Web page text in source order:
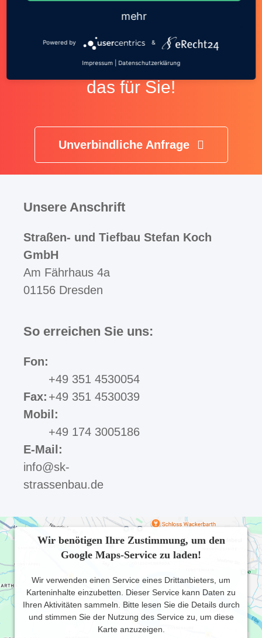
Von A wie Asphaltieren bis Z
wie Zaunbau.
Wir stemmen
das für Sie!
Unverbindliche Anfrage
Unsere Anschrift
Straßen- und Tiefbau Stefan Koch
GmbH
Am Fährhaus 4a
01156 Dresden
So erreichen Sie uns:
Fon:
+49 351 4530054
Fax: +49 351 4530039
Mobil:
+49 174 3005186
E-Mail:
info@sk-
strassenbau.de
Wir benötigen Ihre Zustimmung, um den
Google Maps-Service zu laden!
Wir verwenden einen Service eines Drittanbieters, um
Karteninhalte einzubetten. Dieser Service kann Daten zu
Ihren Aktivitäten sammeln. Bitte lesen Sie die Details durch
und stimmen Sie der Nutzung des Service zu, um diese
Karte anzuzeigen.
mehr
Powered by &
Impressum Datenschutzerklärung